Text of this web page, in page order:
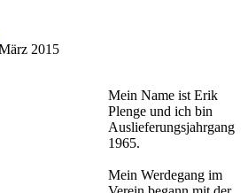
2015
Mein Name ist Erik
Plenge und ich bin
Auslieferungsjahrgang
1965.
Mein Werdegang im